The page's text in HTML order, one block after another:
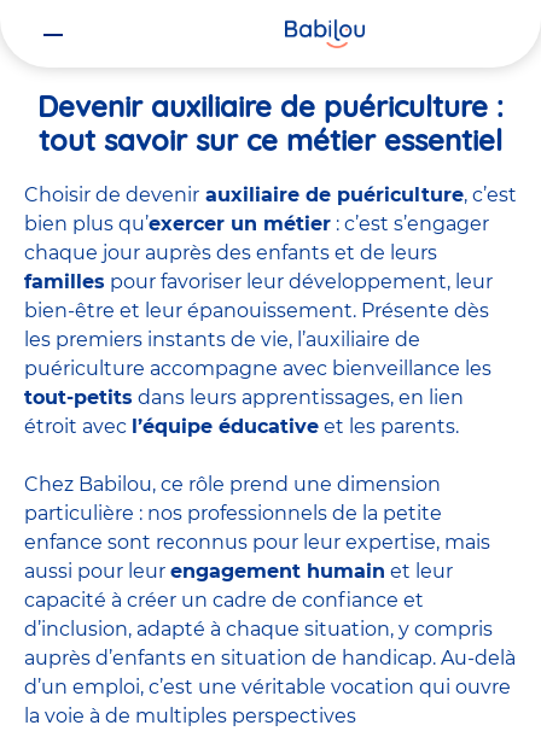
Devenir auxiliaire de puériculture :
tout savoir sur ce métier essentiel
Choisir de devenir auxiliaire de puériculture, c’est
bien plus qu’exercer un métier : c’est s’engager
chaque jour auprès des enfants et de leurs
familles pour favoriser leur développement, leur
bien-être et leur épanouissement. Présente dès
les premiers instants de vie, l’auxiliaire de
puériculture accompagne avec bienveillance les
tout-petits dans leurs apprentissages, en lien
étroit avec l’équipe éducative et les parents.
Chez Babilou, ce rôle prend une dimension
particulière : nos professionnels de la petite
enfance sont reconnus pour leur expertise, mais
aussi pour leur engagement humain et leur
capacité à créer un cadre de confiance et
d’inclusion, adapté à chaque situation, y compris
auprès d’enfants en situation de handicap. Au-delà
d’un emploi, c’est une véritable vocation qui ouvre
la voie à de multiples perspectives